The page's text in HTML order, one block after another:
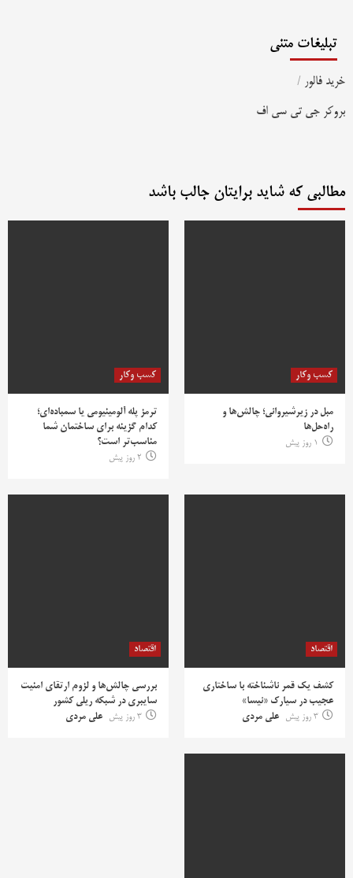
تبلیغات متنی
خرید فالور /
بروکر جی تی سی اف
مطالبی که شاید برایتان جالب باشد
کسب وکار
مبل در زیرشیروانی؛ چالش‌ها و
راه‌حل‌ها
1 روز پیش
کسب وکار
ترمز پله آلومینیومی یا سمباده‌ای؛
کدام گزینه برای ساختمان شما
مناسب‌تر است؟
2 روز پیش
اقتصاد
کشف یک قمر ناشناخته با ساختاری
عجیب در سیارک «نیسا»
3 روز پیش
علی مردی
اقتصاد
بررسی چالش‌ها و لزوم ارتقای امنیت
سایبری در شبکه ریلی کشور
3 روز پیش
علی مردی